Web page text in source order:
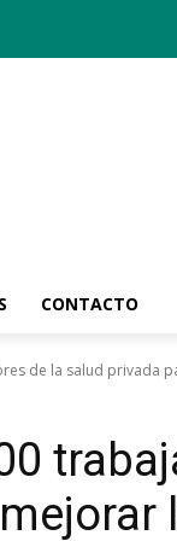
CONTACTO
de la salud privada